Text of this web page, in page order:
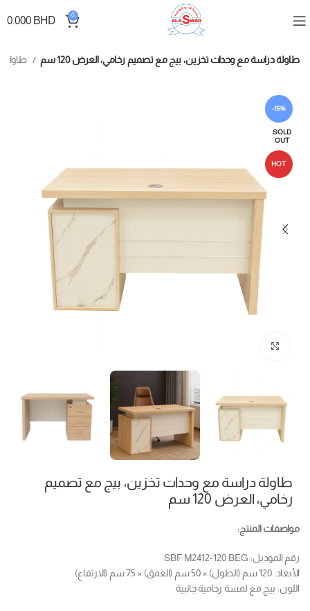
0
0.000 BHD
طاولة دراسة مع وحدات تخزين، بيج مع تصميم رخامي، العرض 120 سم
-15%
SOLD
OUT
HOT
طاولة دراسة مع وحدات تخزين، بيج مع تصميم
رخامي، العرض 120 سم
مواصفات المنتج:
رقم الموديل: SBF M2412-120 BEG
الأبعاد: 120 سم (الطول) × 50 سم (العمق) × 75 سم (الارتفاع)
اللون: بيج مع لمسة رخامية جانبية